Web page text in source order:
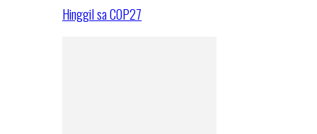
Hinggil sa COP27